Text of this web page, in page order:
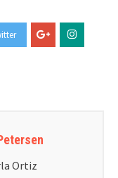
Ortiz